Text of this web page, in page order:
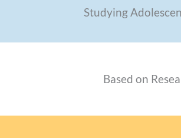
Studying
Based on